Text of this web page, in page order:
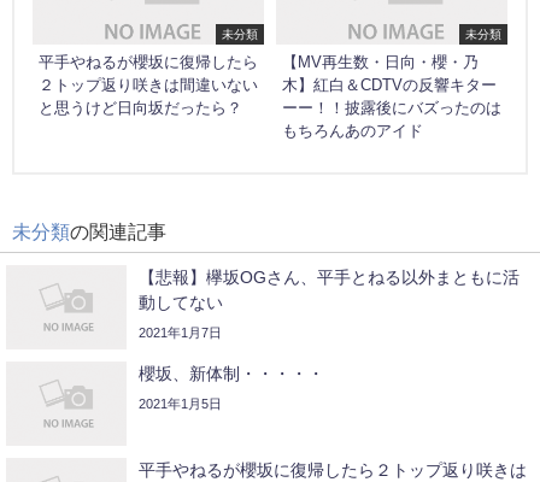
未分類
平手やねるが櫻坂に復帰したら
２トップ返り咲きは間違いない
と思うけど日向坂だったら？
未分類
【MV再生数・日向・櫻・乃
木】紅白＆CDTVの反響キター
ーー！！披露後にバズったのは
もちろんあのアイド
未分類の関連記事
【悲報】欅坂OGさん、平手とねる以外まともに活
動してない
2021年1月7日
櫻坂、新体制・・・・・
2021年1月5日
平手やねるが櫻坂に復帰したら２トップ返り咲きは